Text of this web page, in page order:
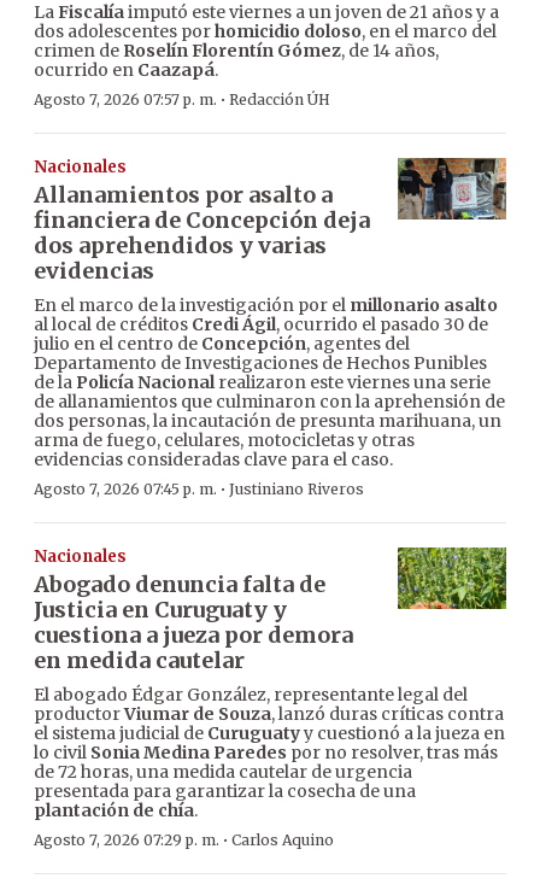
LaFiscalíaimputó este viernes a un joven de 21 años y a
dos adolescentes porhomicidio doloso, en el marco del
crimen de Roselín Florentín Gómez, de 14 años,
ocurrido en Caazapá.
Agosto 7, 2026 07:57 p. m. · Redacción ÚH
Nacionales
Allanamientos por asalto a
financiera de Concepción deja
dos aprehendidos y varias
evidencias
En el marco de la investigación por el millonario asalto
al local de créditos Credi Ágil, ocurrido el pasado 30 de
julio en el centro de Concepción, agentes del
Departamento de Investigaciones de Hechos Punibles
de la Policía Nacionalrealizaron este viernes una serie
de allanamientos que culminaron con la aprehensión de
dos personas, la incautación de presunta marihuana, un
arma de fuego, celulares, motocicletas y otras
evidencias consideradas clave para el caso.
Agosto 7, 2026 07:45 p. m. · Justiniano Riveros
Nacionales
Abogado denuncia falta de
Justicia en Curuguaty y
cuestiona a jueza por demora
en medida cautelar
El abogado Édgar González, representante legal del
productorViumar de Souza, lanzó duras críticas contra
el sistema judicial de Curuguatyy cuestionó a la jueza en
lo civil Sonia Medina Paredes por no resolver, tras más
de 72 horas, una medida cautelar de urgencia
presentada para garantizar la cosecha de una
plantación de chía.
Agosto 7, 2026 07:29 p. m. · Carlos Aquino